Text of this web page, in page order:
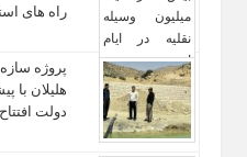
راه‌ های
پروژه
دولت